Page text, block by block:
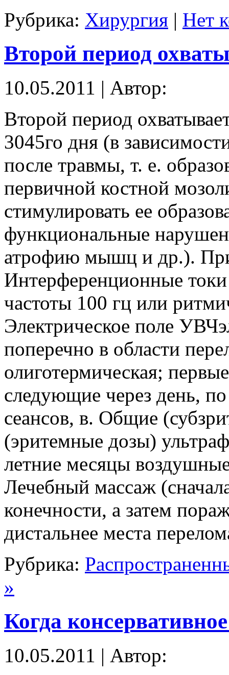
Рубрика: Хирургия | Нет
Второй период
10.05.2011 | Автор:
Второй период
3045го дня (в
после травмы, т. е.
первичной костной
стимулировать ее
функциональные
атрофию мышц и др.).
Интерференционные
частоты 100 гц или
Электрическое поле
поперечно в области
олиготермическая;
следующие через день,
сеансов, в. Общие
(эритемные дозы)
летние месяцы
Лечебный массаж
конечности, а затем
дистальнее места
Рубрика:
»
Когда
10.05.2011 | Автор: